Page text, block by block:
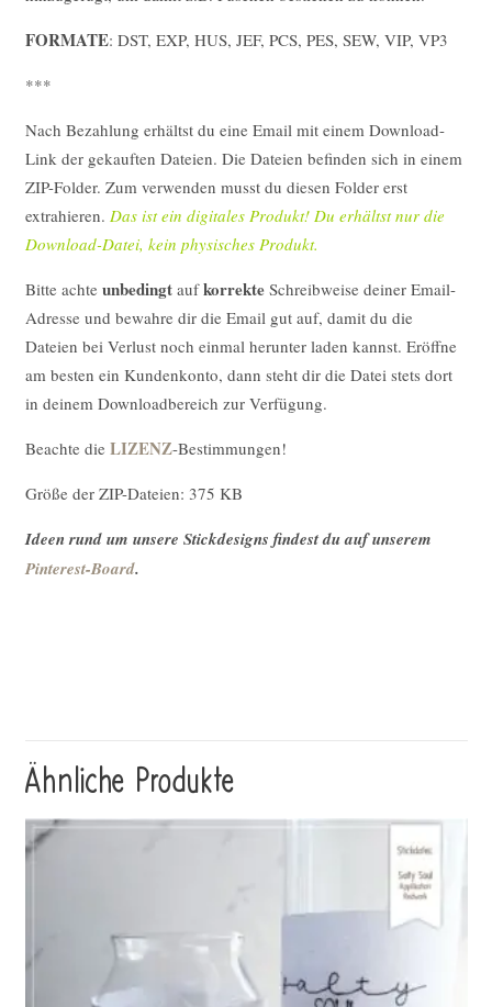
FORMATE: DST, EXP, HUS, JEF, PCS, PES, SEW, VIP, VP3
***
Nach Bezahlung erhältst du eine Email mit einem Download-
Link der gekauften Dateien. Die Dateien befinden sich in einem
ZIP-Folder. Zum verwenden musst du diesen Folder erst
extrahieren. Das ist ein digitales Produkt! Du erhältst nur die
Download-Datei, kein physisches Produkt.
Bitte achte unbedingtaufkorrekteSchreibweise deiner Email-
Adresse und bewahre dir die Email gut auf, damit du die
Dateien bei Verlust noch einmal herunter laden kannst. Eröffne
am besten ein Kundenkonto, dann steht dir die Datei stets dort
in deinem Downloadbereich zur Verfügung.
Beachte die LIZENZ-Bestimmungen!
Größe der ZIP-Dateien: 375 KB
Ideen rund um unsere Stickdesigns findest du auf unserem
Pinterest-Board.
Ähnliche Produkte